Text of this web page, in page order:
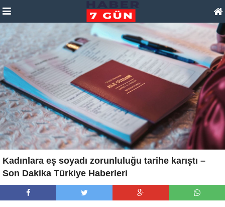
Kadınlara eş soyadı zorunluluğu tarihe karıştı –
Son Dakika Türkiye Haberleri